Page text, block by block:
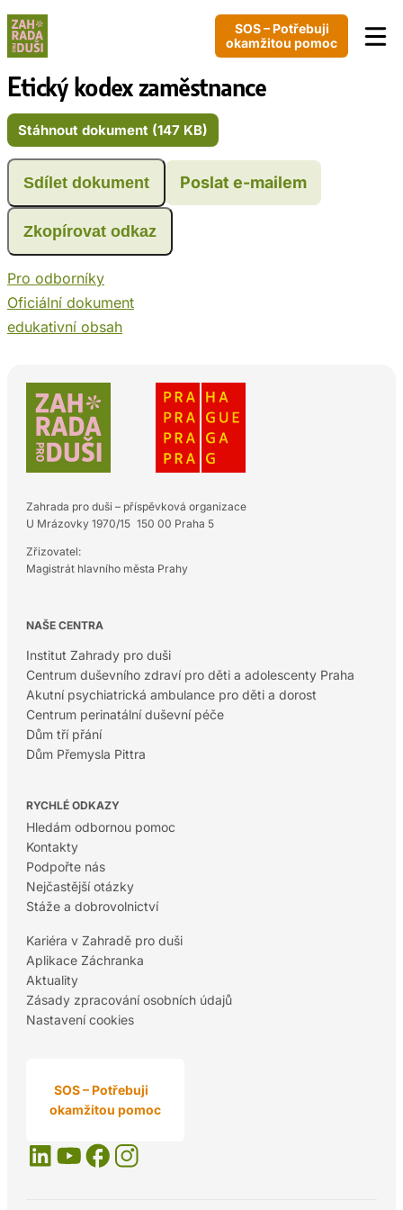
SOS – Potřebuji
okamžitou pomoc
Etický kodex zaměstnance
Stáhnout dokument (147 KB)
Sdílet dokument Poslat e-mailem
Zkopírovat odkaz
Pro odborníky
Oficiální dokument
edukativní obsah
Zahrada pro duši – příspěvková organizace
U Mrázovky 1970/15 150 00 Praha 5
Zřizovatel:
Magistrát hlavního města Prahy
NAŠE CENTRA
Institut Zahrady pro duši
Centrum duševního zdraví pro děti a adolescenty Praha
Akutní psychiatrická ambulance pro děti a dorost
Centrum perinatální duševní péče
Dům tří přání
Dům Přemysla Pittra
RYCHLÉ ODKAZY
Hledám odbornou pomoc
Kontakty
Podpořte nás
Nejčastější otázky
Stáže a dobrovolnictví
Kariéra v Zahradě pro duši
Aplikace Záchranka
Aktuality
Zásady zpracování osobních údajů
Nastavení cookies
SOS – Potřebuji
okamžitou pomoc